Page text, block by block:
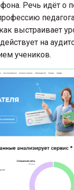
Речь идёт о
выстраивает
на
учеников.